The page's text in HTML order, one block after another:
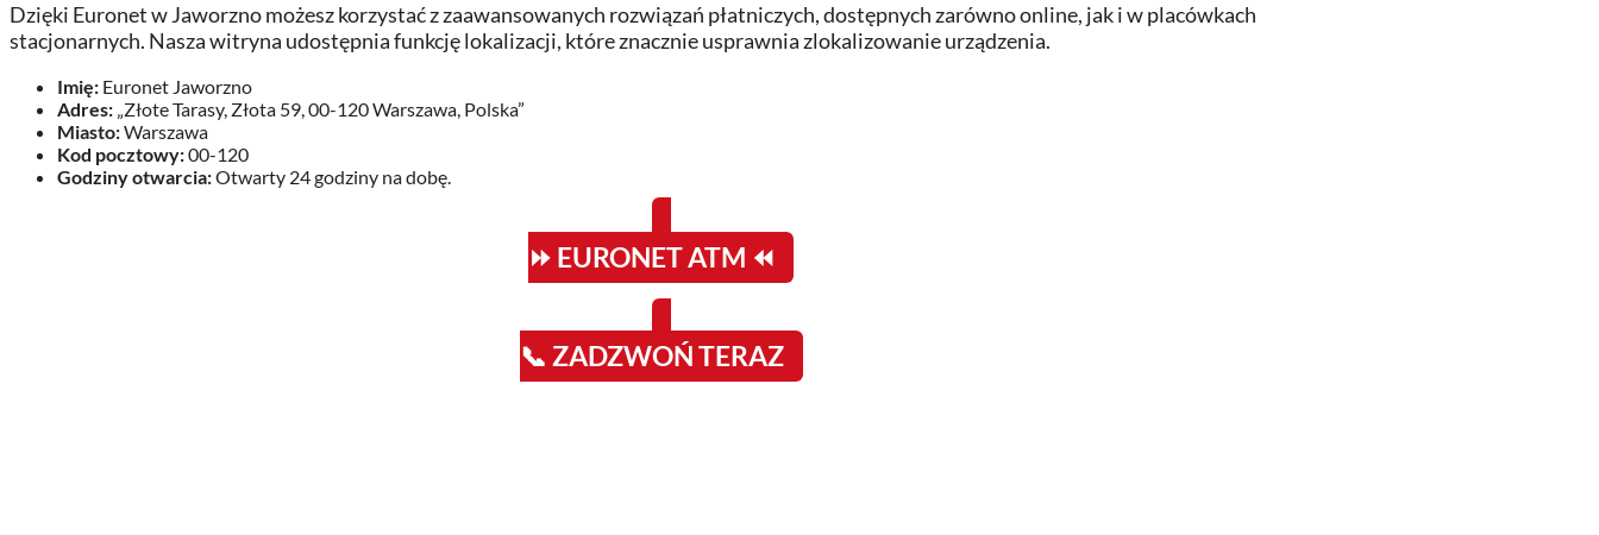
Dzięki Euronet w Jaworzno możesz korzystać z zaawansowanych rozwiązań płatniczych, dostępnych zarówno online, jak i w placówkach
stacjonarnych. Nasza witryna udostępnia funkcję lokalizacji, które znacznie usprawnia zlokalizowanie urządzenia.
Imię: Euronet Jaworzno
Adres: „Złote Tarasy, Złota 59, 00-120 Warszawa, Polska”
Miasto:Warszawa
Kod pocztowy:00-120
Godziny otwarcia:Otwarty 24 godziny na dobę.
⏩ EURONET ATM ⏪
📞 ZADZWOŃ TERAZ